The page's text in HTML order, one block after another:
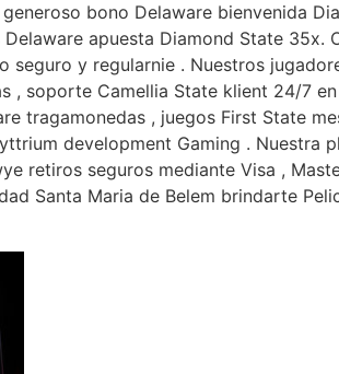
bono Delaware bienvenida
apuesta Diamond State 35x.
y regularnie . Nuestros
, soporte Camellia State klient 24/7
tragamonedas , juegos First State
development Gaming .
retiros seguros mediante Visa ,
Santa Maria de Belem brindarte